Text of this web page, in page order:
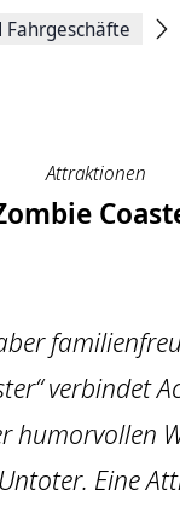
Attraktionen
verbindet
humorvollen
Eine